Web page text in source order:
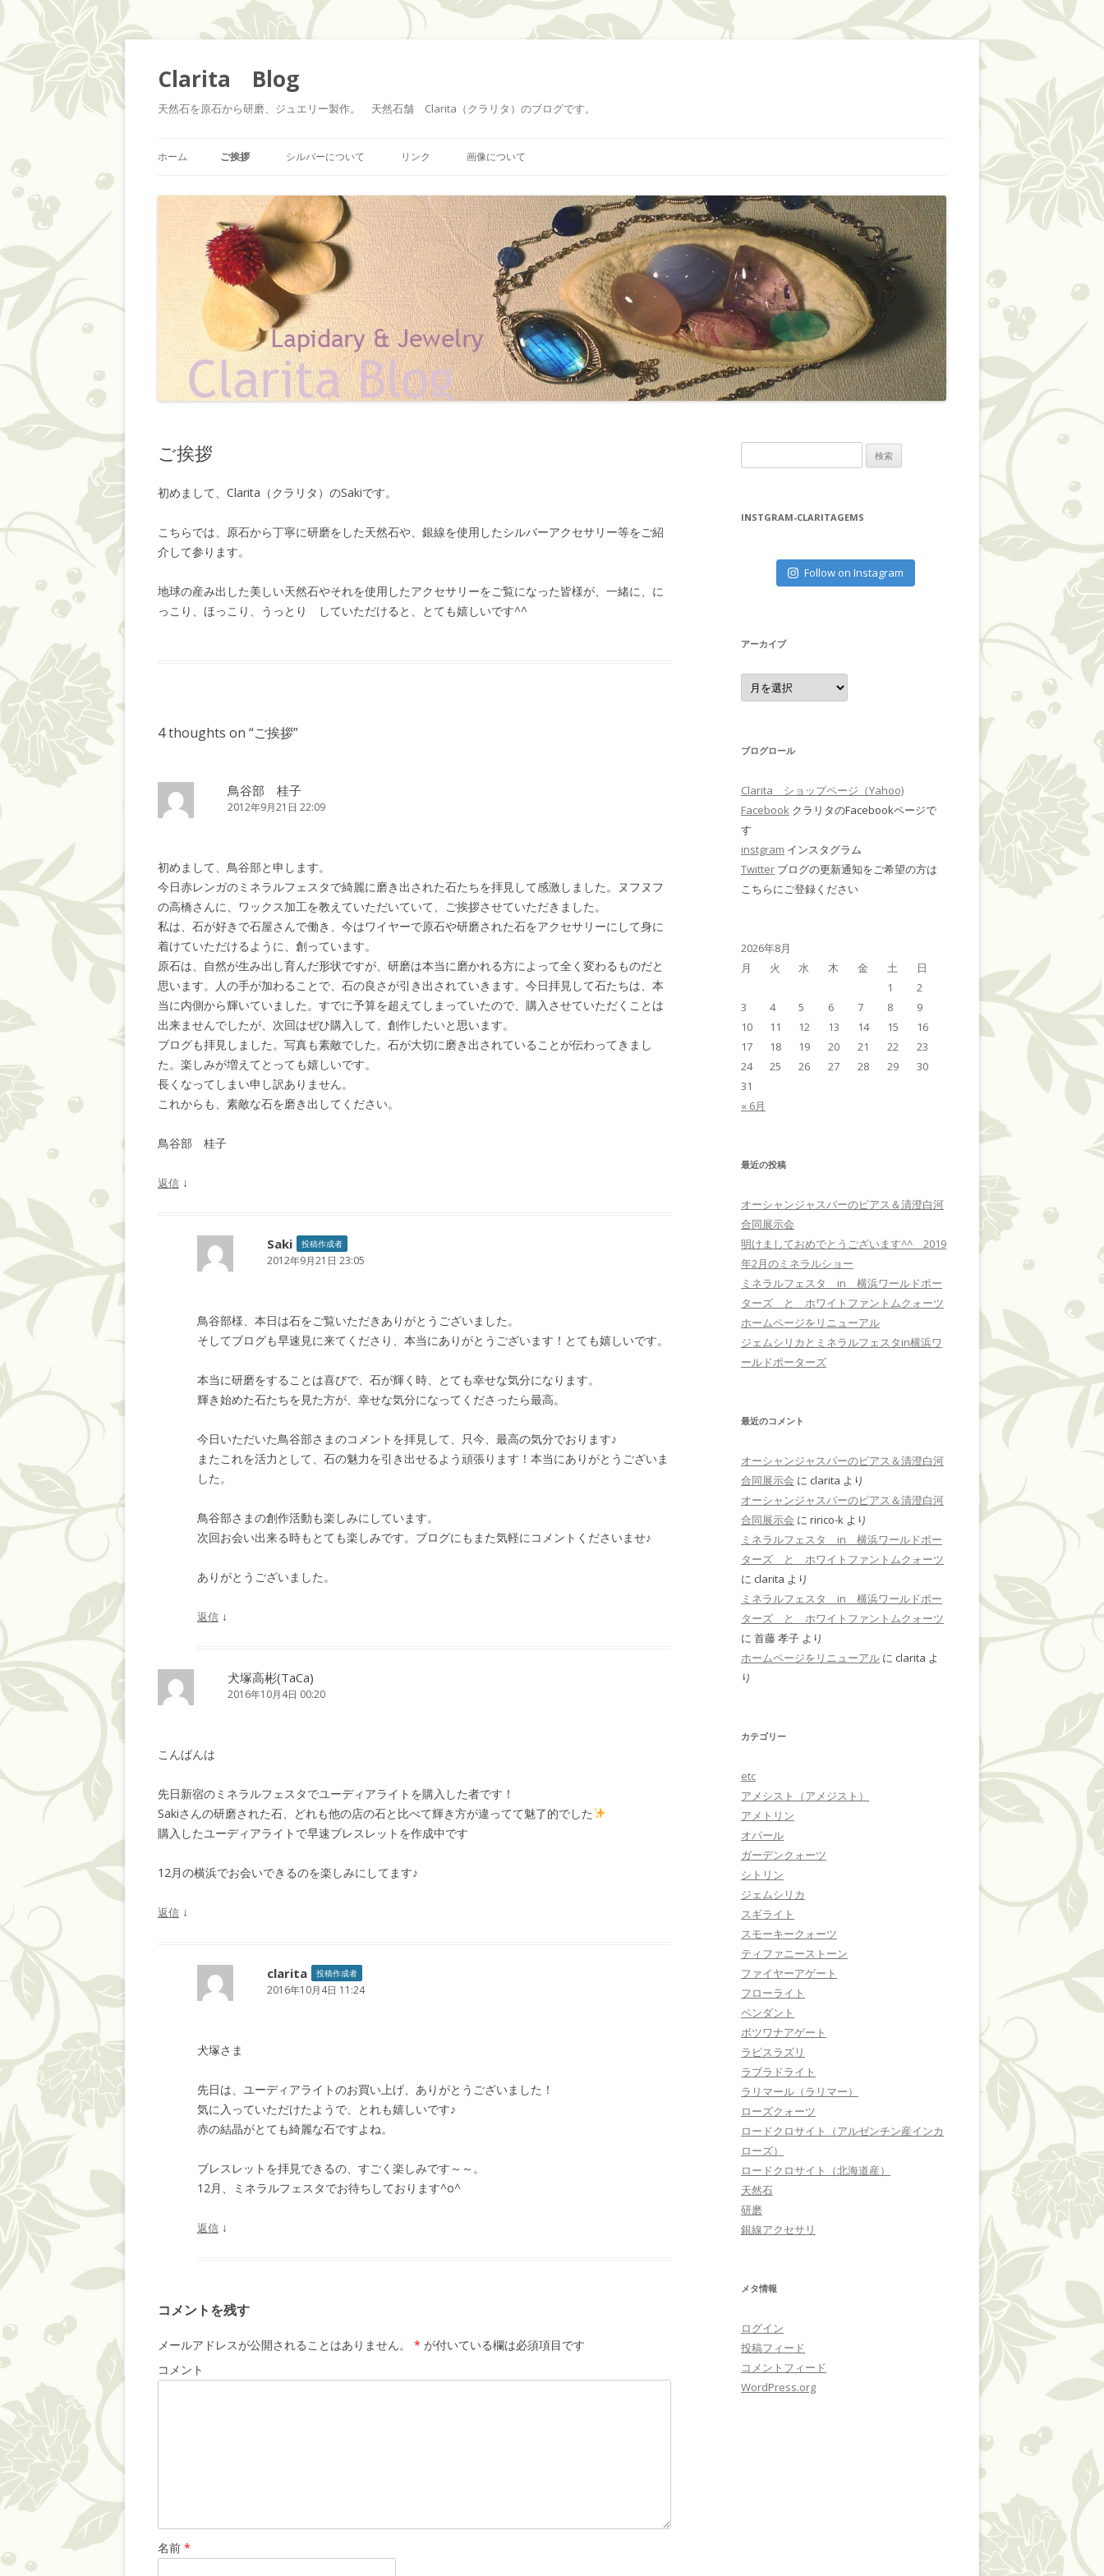
Clarita Blog
天然石を原石から研磨、ジュエリー製作。 天然石舗 Clarita（クラリタ）のブログです。
へ
ス
キ
ッ
プ
ホーム ご挨拶 シルバーについて リンク 画像について
ご挨拶
初めまして、Clarita（クラリタ）のSakiです。
こちらでは、原石から丁寧に研磨をした天然石や、銀線を使用したシルバーアクセサリー等をご紹
介して参ります。
地球の産み出した美しい天然石やそれを使用したアクセサリーをご覧になった皆様が、一緒に、に
っこり、ほっこり、うっとり していただけると、とても嬉しいです^^
4 thoughts on “ご挨拶”
鳥谷部 桂子
2012年9月21日 22:09
初めまして、鳥谷部と申します。
今日赤レンガのミネラルフェスタで綺麗に磨き出された石たちを拝見して感激しました。ヌフヌフ
の高橋さんに、ワックス加工を教えていただいていて、ご挨拶させていただきました。
私は、石が好きで石屋さんで働き、今はワイヤーで原石や研磨された石をアクセサリーにして身に
着けていただけるように、創っています。
原石は、自然が生み出し育んだ形状ですが、研磨は本当に磨かれる方によって全く変わるものだと
思います。人の手が加わることで、石の良さが引き出されていきます。今日拝見して石たちは、本
当に内側から輝いていました。すでに予算を超えてしまっていたので、購入させていただくことは
出来ませんでしたが、次回はぜひ購入して、創作したいと思います。
ブログも拝見しました。写真も素敵でした。石が大切に磨き出されていることが伝わってきまし
た。楽しみが増えてとっても嬉しいです。
長くなってしまい申し訳ありません。
これからも、素敵な石を磨き出してください。
鳥谷部 桂子
返信 ↓
Saki 投稿作成者
2012年9月21日 23:05
鳥谷部様、本日は石をご覧いただきありがとうございました。
そしてブログも早速見に来てくださり、本当にありがとうございます！とても嬉しいです。
本当に研磨をすることは喜びで、石が輝く時、とても幸せな気分になります。
輝き始めた石たちを見た方が、幸せな気分になってくださったら最高。
今日いただいた鳥谷部さまのコメントを拝見して、只今、最高の気分でおります♪
またこれを活力として、石の魅力を引き出せるよう頑張ります！本当にありがとうございま
した。
鳥谷部さまの創作活動も楽しみにしています。
次回お会い出来る時もとても楽しみです。ブログにもまた気軽にコメントくださいませ♪
ありがとうございました。
返信 ↓
犬塚高彬(TaCa)
2016年10月4日 00:20
こんばんは
先日新宿のミネラルフェスタでユーディアライトを購入した者です！
Sakiさんの研磨された石、どれも他の店の石と比べて輝き方が違ってて魅了的でした
購入したユーディアライトで早速ブレスレットを作成中です
12月の横浜でお会いできるのを楽しみにしてます♪
返信 ↓
clarita 投稿作成者
2016年10月4日 11:24
犬塚さま
先日は、ユーディアライトのお買い上げ、ありがとうございました！
気に入っていただけたようで、とれも嬉しいです♪
赤の結晶がとても綺麗な石ですよね。
ブレスレットを拝見できるの、すごく楽しみです～～。
12月、ミネラルフェスタでお待ちしております^o^
返信 ↓
コメントを残す
メールアドレスが公開されることはありません。 * が付いている欄は必須項目です
コメント
名前 *
索
INSTGRAM-CLARITAGEMS
Follow on Instagram
アーカイブ
ア
ー
カ
ブログロール
Clarita ショップページ（Yahoo)
Facebook クラリタのFacebookページで
す
instgram インスタグラム
Twitter ブログの更新通知をご希望の方は
こちらにご登録ください
2026年8月
月
火 水 木 金 土
日
1
2
3
4 5 6 7 8
9
10
11 12 13 14 15
16
17
18 19 20 21 22
23
24
25 26 27 28 29
30
31
« 6月
最近の投稿
オーシャンジャスパーのピアス＆清澄白河
合同展示会
明けましておめでとうございます^^ 2019
年2月のミネラルショー
ミネラルフェスタ in 横浜ワールドポー
ターズ と ホワイトファントムクォーツ
ホームページをリニューアル
ジェムシリカとミネラルフェスタin横浜ワ
ールドポーターズ
最近のコメント
オーシャンジャスパーのピアス＆清澄白河
合同展示会 に clarita より
オーシャンジャスパーのピアス＆清澄白河
合同展示会 に ririco-k より
ミネラルフェスタ in 横浜ワールドポー
ターズ と ホワイトファントムクォーツ
に clarita より
ミネラルフェスタ in 横浜ワールドポー
ターズ と ホワイトファントムクォーツ
に 首藤 孝子 より
ホームページをリニューアル に clarita よ
り
カテゴリー
etc
アメシスト（アメジスト）
アメトリン
オパール
ガーデンクォーツ
シトリン
ジェムシリカ
スギライト
スモーキークォーツ
ティファニーストーン
ファイヤーアゲート
フローライト
ペンダント
ボツワナアゲート
ラピスラズリ
ラブラドライト
ラリマール（ラリマー）
ローズクォーツ
ロードクロサイト（アルゼンチン産インカ
ローズ）
ロードクロサイト（北海道産）
天然石
研磨
銀線アクセサリ
メタ情報
ログイン
投稿フィード
コメントフィード
WordPress.org